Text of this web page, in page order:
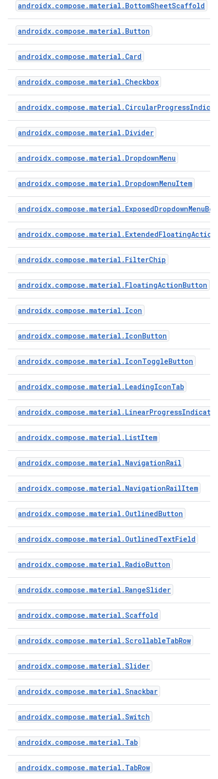
androidx.compose.material.BottomSheetScaffold
androidx.compose.material.Button
androidx.compose.material.Card
androidx.compose.material.Checkbox
androidx.compose.material.Divider
androidx.compose.material.DropdownMenu
androidx.compose.material.DropdownMenuItem
androidx.compose.material.ExposedDropdownMenuBox
androidx.compose.material.FilterChip
androidx.compose.material.FloatingActionButton
androidx.compose.material.Icon
androidx.compose.material.IconButton
androidx.compose.material.IconToggleButton
androidx.compose.material.LeadingIconTab
androidx.compose.material.ListItem
androidx.compose.material.NavigationRail
androidx.compose.material.NavigationRailItem
androidx.compose.material.OutlinedButton
androidx.compose.material.OutlinedTextField
androidx.compose.material.RadioButton
androidx.compose.material.RangeSlider
androidx.compose.material.Scaffold
androidx.compose.material.ScrollableTabRow
androidx.compose.material.Slider
androidx.compose.material.Snackbar
androidx.compose.material.Switch
androidx.compose.material.Tab
androidx.compose.material.TabRow